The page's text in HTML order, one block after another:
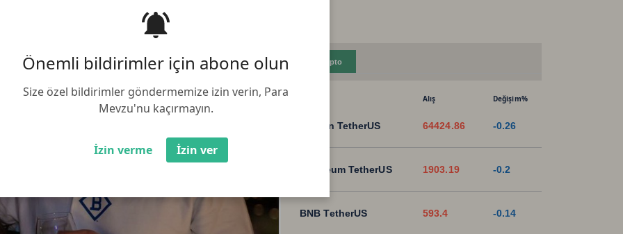
Önemli bildirimler için abone olun
Size özel bildirimler göndermemize izin verin, Para
Mevzu'nu kaçırmayın.
İzin verme İzin ver
düşündüğünü ama
Kripto
Alış Değişim%
Bitcoin TetherUS 64424.86 -0.26
Ethereum TetherUS 1903.19 -0.2
BNB TetherUS 593.4 -0.14